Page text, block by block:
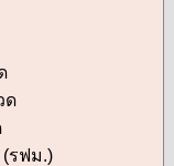
ด
รฟม.)